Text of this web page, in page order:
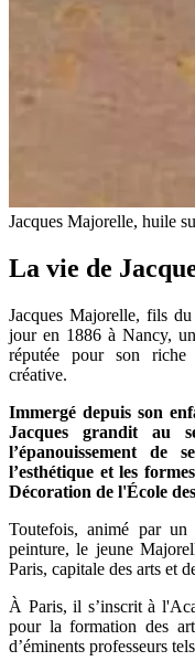
Jacques Majorelle, huile
La vie de
Jacques Majorelle, fils
jour en 1886 à Nancy,
réputée pour son riche
créative.
Immergé depuis son
Jacques grandit au
l’épanouissement de
l’esthétique et les
Décoration de l'École
Toutefois, animé par un
peinture, le jeune
Paris, capitale des arts et
À Paris, il s’inscrit à
pour la formation des
d’éminents professeurs